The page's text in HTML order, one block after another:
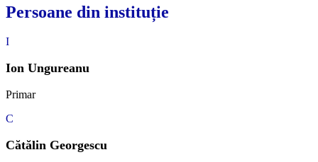
Persoane din instituție
I
Ion Ungureanu
Primar
C
Cătălin Georgescu